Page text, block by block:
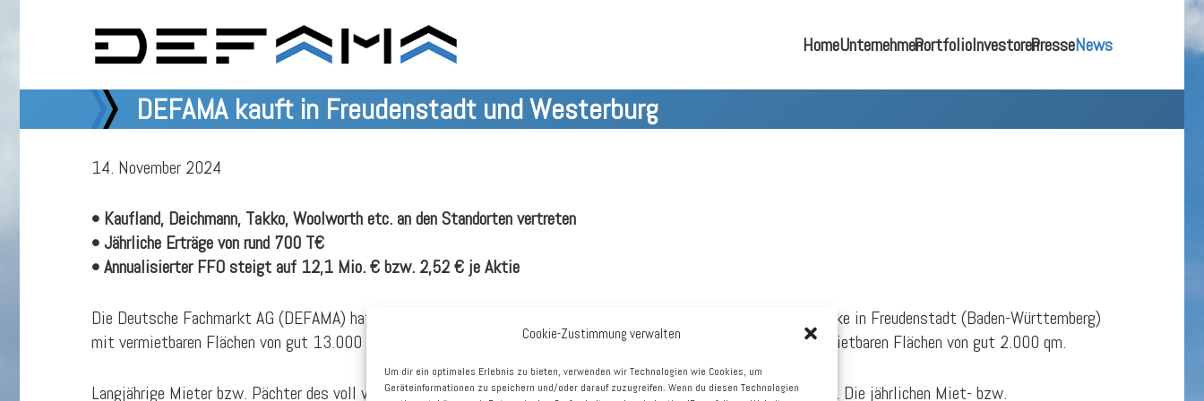
Cookie-Zustimmung verwalten
Um dir ein optimales Erlebnis zu bieten, verwenden wir Technologien wie Cookies, um
Geräteinformationen zu speichern und/oder darauf zuzugreifen. Wenn du diesen Technologien
HomeUnternehmenPortfolioInvestorenPresseNews
DEFAMA kauft in Freudenstadt und Westerburg
14. November 2024
• Kaufland, Deichmann, Takko, Woolworth etc. an den Standorten vertreten
• Jährliche Erträge von rund 700 T€
• Annualisierter FFO steigt auf 12,1 Mio. € bzw. 2,52 € je Aktie
Die Deutsche Fachmarkt AG (DEFAMA) hat zwei Kaufverträge geschlossen. Es handelt sich um mehrere Grundstücke in Freudenstadt (Baden-Württemberg)
mit vermietbaren Flächen von gut 13.000 qm und ein Fachmarktzentrum in Westerburg (Rheinland-Pfalz) mit vermietbaren Flächen von gut 2.000 qm.
Langjährige Mieter bzw. Pächter des voll vermieteten Objekts in Freudenstadt sind Kaufland, Deichmann und A.T.U. Die jährlichen Miet- bzw.